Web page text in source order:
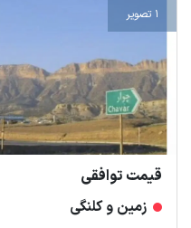
1 تصویر
قیمت توافقی
زمین و کلنگی